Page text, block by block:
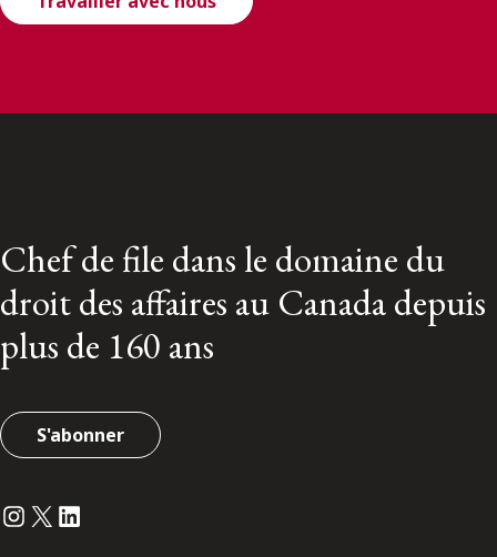
Chef de file dans le domaine du
droit des affaires au Canada depuis
plus de 160 ans
S'abonner
Instagram
Twitter
LinkedIn